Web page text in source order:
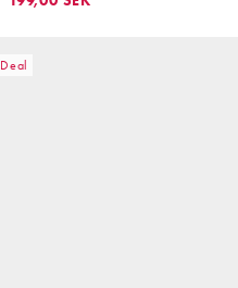
Deal